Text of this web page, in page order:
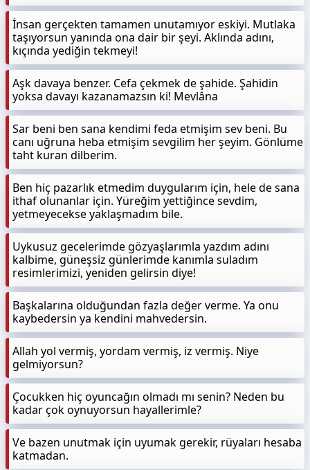
İnsan gerçekten tamamen unutamıyor eskiyi. Mutlaka
taşıyorsun yanında ona dair bir şeyi. Aklında adını,
kıçında yediğin tekmeyi!
Aşk davaya benzer. Cefa çekmek de şahide. Şahidin
yoksa davayı kazanamazsın ki! Mevlâna
Sar beni ben sana kendimi feda etmişim sev beni. Bu
canı uğruna heba etmişim sevgilim her şeyim. Gönlüme
taht kuran dilberim.
Ben hiç pazarlık etmedim duygularım için, hele de sana
ithaf olunanlar için. Yüreğim yettiğince sevdim,
yetmeyecekse yaklaşmadım bile.
Uykusuz gecelerimde gözyaşlarımla yazdım adını
kalbime, güneşsiz günlerimde kanımla suladım
resimlerimizi, yeniden gelirsin diye!
Başkalarına olduğundan fazla değer verme. Ya onu
kaybedersin ya kendini mahvedersin.
Allah yol vermiş, yordam vermiş, iz vermiş. Niye
gelmiyorsun?
Çocukken hiç oyuncağın olmadı mı senin? Neden bu
kadar çok oynuyorsun hayallerimle?
Ve bazen unutmak için uyumak gerekir, rüyaları hesaba
katmadan.